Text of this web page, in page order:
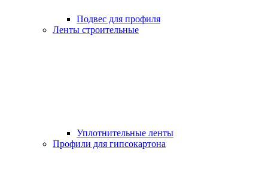
Подвес для профиля
Ленты строительные
Уплотнительные ленты
Профили для гипсокартона